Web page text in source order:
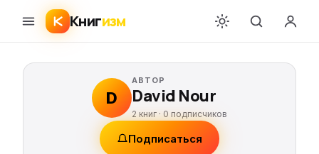
Книгизм
D
АВТОР
David Nour
2 книг · 0 подписчиков
Подписаться